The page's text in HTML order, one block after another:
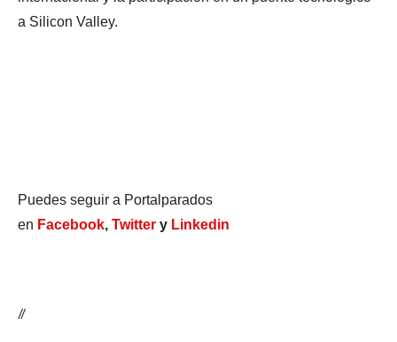
a Silicon Valley.
Puedes seguir a Portalparados
en Facebook, Twitter y Linkedin
//